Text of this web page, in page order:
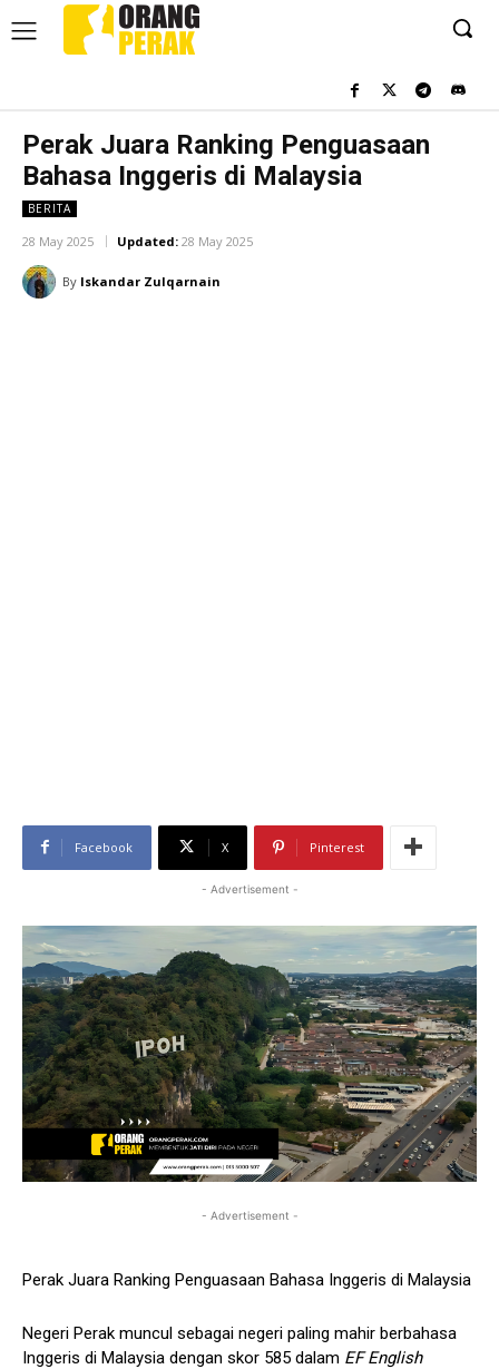
Perak Juara Ranking Penguasaan
Bahasa Inggeris di Malaysia
BERITA
28 May 2025 Updated: 28 May 2025
By Iskandar Zulqarnain
Facebook X Pinterest
- Advertisement -
- Advertisement -
Perak Juara Ranking Penguasaan Bahasa Inggeris di Malaysia
Negeri Perak muncul sebagai negeri paling mahir berbahasa
Inggeris di Malaysia dengan skor 585 dalam EF English